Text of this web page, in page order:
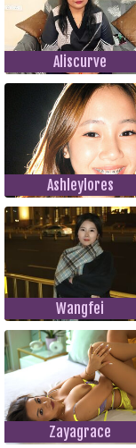
Aliscurve
Ashleylores
Wangfei
Zayagrace